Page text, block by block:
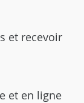
et recevoir
et en ligne